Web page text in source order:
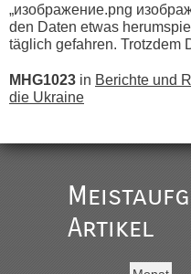
„изображение.png
den Daten etwas
täglich gefahren. Trotzdem
MHG1023 in Berichte und
die Ukraine
Ist korrekt, aber ich finde
darauf hinweisen können.
War aber nicht "böse"
buchbar - warum auch
Artikel